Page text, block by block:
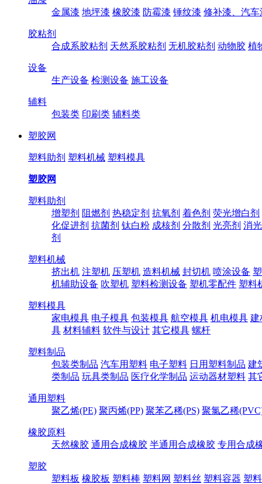
金属漆 地坪漆 橡胶漆 防霉漆 锤纹漆 修补漆、汽车
胶粘剂
合成系胶粘剂 天然系胶粘剂 无机胶粘剂 动物胶 植
设备
生产设备 检测设备 施工设备
辅料
包装类 印刷类 辅料类
塑胶网
塑料助剂 塑料机械 塑料模具
塑胶网
塑料助剂
增塑剂 阻燃剂 热稳定剂 抗氧剂 着色剂 荧光增白剂
化促进剂 抗菌剂 钛白粉 成核剂 分散剂 光亮剂 消
剂
塑料机械
挤出机 注塑机 压塑机 造料机械 封切机 喷涂设备
机辅助设备 吹塑机 塑料检测设备 塑机零配件 塑料
塑料模具
家电模具 电子模具 包装模具 航空模具 机电模具 建
具 材料辅料 软件与设计 其它模具 螺杆
塑料制品
包装类制品 汽车用塑料 电子塑料 日用塑料制品 建
类制品 玩具类制品 医疗化学制品 运动器材塑料 其
通用塑料
聚乙烯(PE) 聚丙烯(PP) 聚苯乙稀(PS) 聚氯乙稀
橡胶原料
天然橡胶 通用合成橡胶 半通用合成橡胶 专用合成
塑胶
塑料板 橡胶板 塑料棒 塑料网 塑料丝 塑料容器 塑